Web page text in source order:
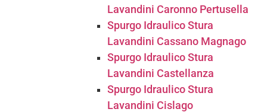
Lavandini Caronno Pertusella
Spurgo Idraulico Stura
Lavandini Cassano Magnago
Spurgo Idraulico Stura
Lavandini Castellanza
Spurgo Idraulico Stura
Lavandini Cislago